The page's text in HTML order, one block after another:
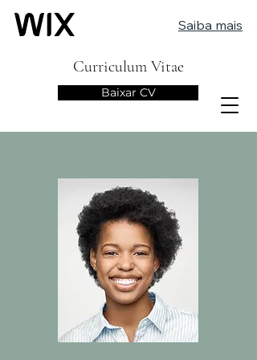
Saiba mais